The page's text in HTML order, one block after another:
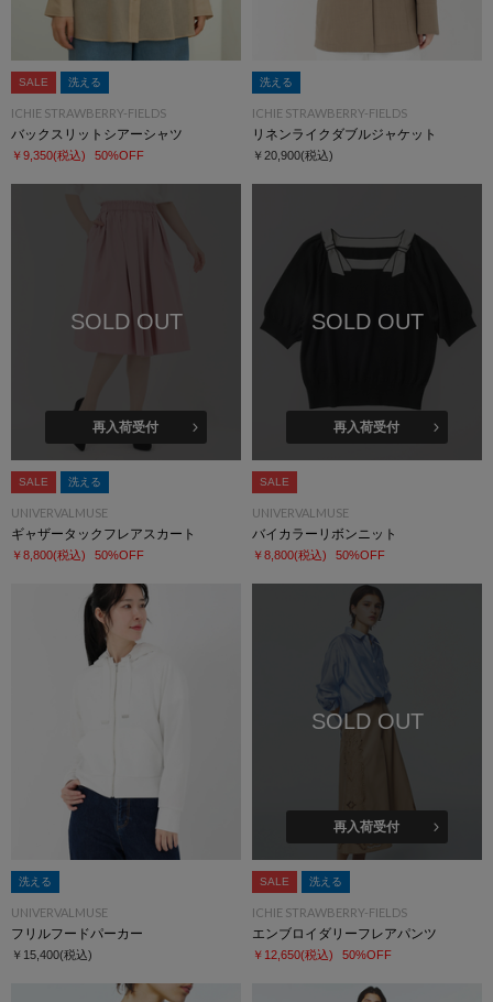
SALE 洗える
ICHIE STRAWBERRY-FIELDS
バックスリットシアーシャツ
￥9,350(税込) 50%OFF
洗える
ICHIE STRAWBERRY-FIELDS
リネンライクダブルジャケット
￥20,900(税込)
SOLD OUT
再入荷受付
SALE 洗える
UNIVERVALMUSE
ギャザータックフレアスカート
￥8,800(税込) 50%OFF
SOLD OUT
再入荷受付
SALE
UNIVERVALMUSE
バイカラーリボンニット
￥8,800(税込) 50%OFF
洗える
UNIVERVALMUSE
フリルフードパーカー
￥15,400(税込)
SOLD OUT
再入荷受付
SALE 洗える
ICHIE STRAWBERRY-FIELDS
エンブロイダリーフレアパンツ
￥12,650(税込) 50%OFF